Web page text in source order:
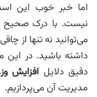
اما خبر خوب این
نیست. با درک صحیح
می‌توانید نه تنها از
داشته باشید. در این
دقیق دلایل افزایش
مدیریت آن می‌پردازیم.